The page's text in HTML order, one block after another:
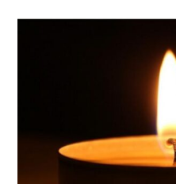
wręczone zostały
państwowe Zakonu
Suwerenną Zakonu.